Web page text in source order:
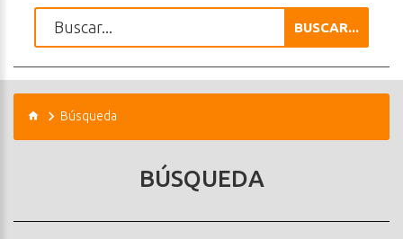
BUSCAR...
Búsqueda
BÚSQUEDA